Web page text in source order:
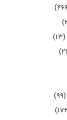
(13)
(99)